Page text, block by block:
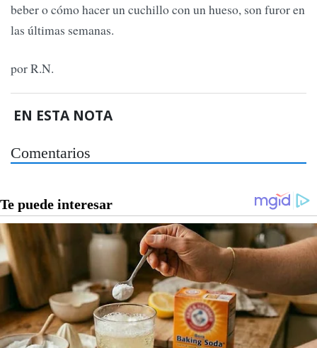
beber o cómo hacer un cuchillo con un hueso, son furor en
las últimas semanas.
por R.N.
EN ESTA NOTA
Comentarios